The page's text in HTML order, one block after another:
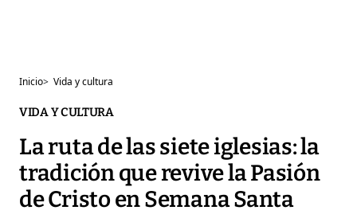
Inicio> Vida y cultura
VIDA Y CULTURA
La ruta de las siete iglesias: la
tradición que revive la Pasión
de Cristo en Semana Santa